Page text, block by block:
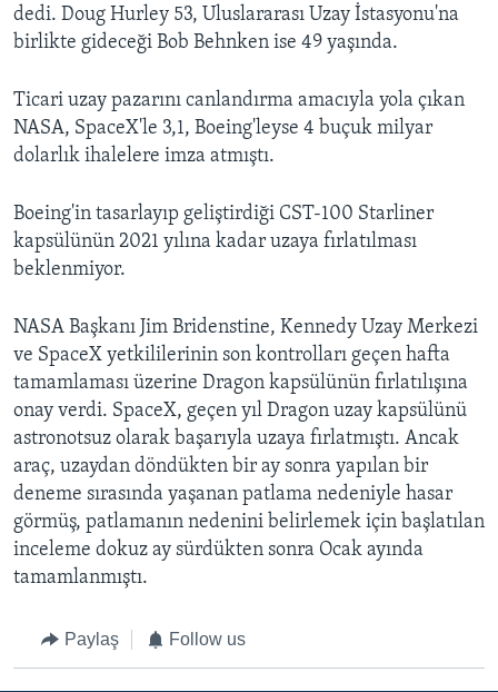
dedi. Doug Hurley 53, Uluslararası Uzay İstasyonu'na
birlikte gideceği Bob Behnken ise 49 yaşında.
Ticari uzay pazarını canlandırma amacıyla yola çıkan
NASA, SpaceX'le 3,1, Boeing'leyse 4 buçuk milyar
dolarlık ihalelere imza atmıştı.
Boeing'in tasarlayıp geliştirdiği CST-100 Starliner
kapsülünün 2021 yılına kadar uzaya fırlatılması
beklenmiyor.
NASA Başkanı Jim Bridenstine, Kennedy Uzay Merkezi
ve SpaceX yetkililerinin son kontrolları geçen hafta
tamamlaması üzerine Dragon kapsülünün fırlatılışına
onay verdi. SpaceX, geçen yıl Dragon uzay kapsülünü
astronotsuz olarak başarıyla uzaya fırlatmıştı. Ancak
araç, uzaydan döndükten bir ay sonra yapılan bir
deneme sırasında yaşanan patlama nedeniyle hasar
görmüş, patlamanın nedenini belirlemek için başlatılan
inceleme dokuz ay sürdükten sonra Ocak ayında
tamamlanmıştı.
Paylaş Follow us